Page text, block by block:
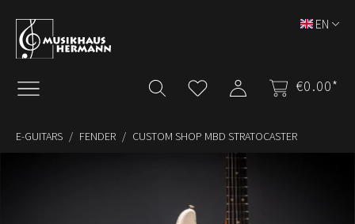
Skip to main content
€0.00*
EN
E-GUITARS FENDER CUSTOM SHOP MBD STRATOCASTER